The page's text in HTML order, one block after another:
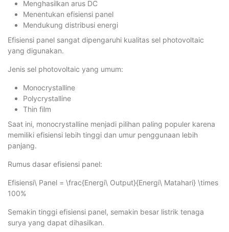
Menghasilkan arus DC
Menentukan efisiensi panel
Mendukung distribusi energi
Efisiensi panel sangat dipengaruhi kualitas sel photovoltaic
yang digunakan.
Jenis sel photovoltaic yang umum:
Monocrystalline
Polycrystalline
Thin film
Saat ini, monocrystalline menjadi pilihan paling populer karena
memiliki efisiensi lebih tinggi dan umur penggunaan lebih
panjang.
Rumus dasar efisiensi panel:
Efisiensi\ Panel = \frac{Energi\ Output}{Energi\ Matahari} \times
100%
Semakin tinggi efisiensi panel, semakin besar listrik tenaga
surya yang dapat dihasilkan.